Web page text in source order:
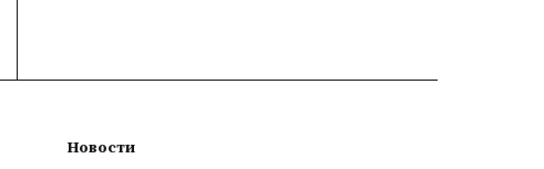
Новости